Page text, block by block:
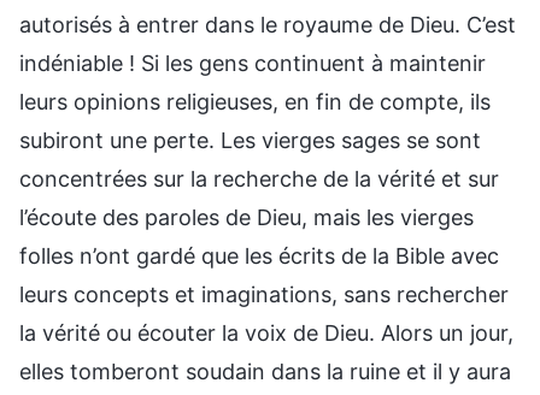
autorisés à entrer dans le royaume de Dieu. C’est
indéniable ! Si les gens continuent à maintenir
leurs opinions religieuses, en fin de compte, ils
subiront une perte. Les vierges sages se sont
concentrées sur la recherche de la vérité et sur
l’écoute des paroles de Dieu, mais les vierges
folles n’ont gardé que les écrits de la Bible avec
leurs concepts et imaginations, sans rechercher
la vérité ou écouter la voix de Dieu. Alors un jour,
elles tomberont soudain dans la ruine et il y aura